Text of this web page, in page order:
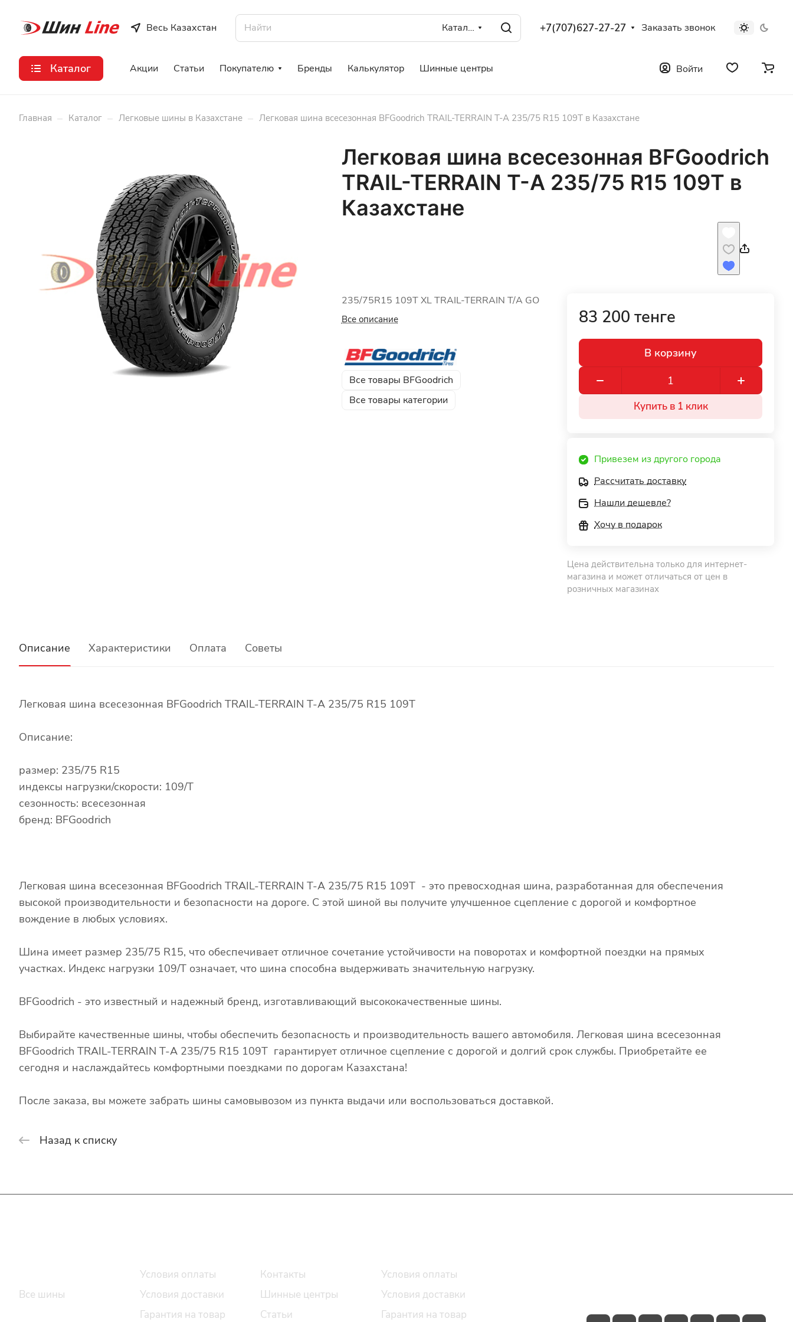
Весь Казахстан Каталог +7(707)627-27-27 Заказать звонок
Каталог Акции Статьи Покупателю Бренды Калькулятор Шинные центры Войти
Главная – Каталог – Легковые шины в Казахстане – Легковая шина всесезонная BFGoodrich TRAIL-TERRAIN T-A 235/75 R15 109T в Казахстане
Легковая шина всесезонная BFGoodrich
TRAIL-TERRAIN T-A 235/75 R15 109T в
Казахстане
235/75R15 109T XL TRAIL-TERRAIN T/A GO
Все описание
Все товары BFGoodrich
Все товары категории
83 200 тенге
В корзину
Купить в 1 клик
Привезем из другого города
Рассчитать доставку
Нашли дешевле?
Хочу в подарок
Цена действительна только для интернет-
магазина и может отличаться от цен в
розничных магазинах
Описание Характеристики Оплата Советы
Легковая шина всесезонная BFGoodrich TRAIL-TERRAIN T-A 235/75 R15 109T
Описание:
размер: 235/75 R15
индексы нагрузки/скорости: 109/T
сезонность: всесезонная
бренд: BFGoodrich
Легковая шина всесезонная BFGoodrich TRAIL-TERRAIN T-A 235/75 R15 109T - это превосходная шина, разработанная для обеспечения
высокой производительности и безопасности на дороге. С этой шиной вы получите улучшенное сцепление с дорогой и комфортное
вождение в любых условиях.
Шина имеет размер 235/75 R15, что обеспечивает отличное сочетание устойчивости на поворотах и комфортной поездки на прямых
участках. Индекс нагрузки 109/T означает, что шина способна выдерживать значительную нагрузку.
BFGoodrich - это известный и надежный бренд, изготавливающий высококачественные шины.
Выбирайте качественные шины, чтобы обеспечить безопасность и производительность вашего автомобиля. Легковая шина всесезонная
BFGoodrich TRAIL-TERRAIN T-A 235/75 R15 109T гарантирует отличное сцепление с дорогой и долгий срок службы. Приобретайте ее
сегодня и наслаждайтесь комфортными поездками по дорогам Казахстана!
После заказа, вы можете забрать шины самовывозом из пункта выдачи или воспользоваться доставкой.
Назад к списку
Все шины
Условия оплаты
Условия доставки
Гарантия на товар
Контакты
Шинные центры
Статьи
Условия оплаты
Условия доставки
Гарантия на товар